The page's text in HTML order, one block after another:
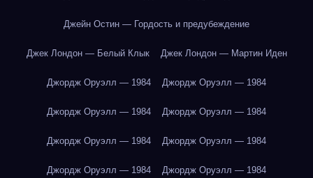
Джейн Остин — Гордость и предубеждение
Джек Лондон — Белый Клык Джек Лондон — Мартин Иден
Джордж Оруэлл — 1984 Джордж Оруэлл — 1984
Джордж Оруэлл — 1984 Джордж Оруэлл — 1984
Джордж Оруэлл — 1984 Джордж Оруэлл — 1984
Джордж Оруэлл — 1984 Джордж Оруэлл — 1984